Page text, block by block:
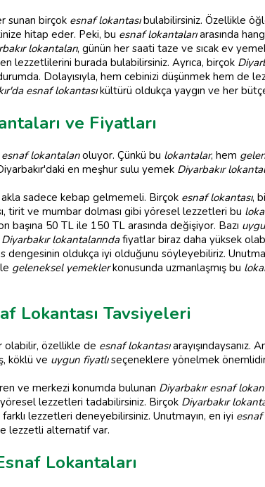
sunan birçok esnaf lokantasıbulabilirsiniz. Özellikle
hitap eder. Peki, bu esnaf lokantalarıarasında
lokantaları, günün her saati taze ve sıcak ev
lezzetlilerini burada bulabilirsiniz. Ayrıca, birçok
Dolayısıyla, hem cebinizi düşünmek hem de
esnaf lokantasıkültürü oldukça yaygın ve her
ve Fiyatları
esnaf lokantalarıoluyor. Çünkü bu lokantalar, hem
en meşhur sulu yemek Diyarbakır
sadece kebap gelmemeli. Birçok esnaf lokantası,
tirit ve mumbar dolması gibi yöresel lezzetleri bu
50 TL ile 150 TL arasında değişiyor. Bazı
Diyarbakır lokantalarındafiyatlar biraz daha yüksek
oldukça iyi olduğunu söyleyebiliriz.
geleneksel yemeklerkonusunda uzmanlaşmış bu
Lokantası Tavsiyeleri
olabilir, özellikle de esnaf lokantasıarayışındaysanız.
köklü ve uygun fiyatlıseçeneklere yönelmek
ve merkezi konumda bulunan Diyarbakır esnaf
lezzetleri tadabilirsiniz. Birçok Diyarbakır
lezzetleri deneyebilirsiniz. Unutmayın, en iyi esnaf
lezzetli alternatif var.
Lokantaları